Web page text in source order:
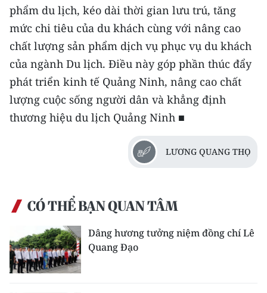
phẩm du lịch, kéo dài thời gian lưu trú, tăng
mức chi tiêu của du khách cùng với nâng cao
chất lượng sản phẩm dịch vụ phục vụ du khách
của ngành Du lịch. Điều này góp phần thúc đẩy
phát triển kinh tế Quảng Ninh, nâng cao chất
lượng cuộc sống người dân và khẳng định
thương hiệu du lịch Quảng Ninh ■
LƯƠNG QUANG THỌ
CÓ THỂ BẠN QUAN TÂM
Dâng hương tưởng niệm đồng chí Lê
Quang Đạo